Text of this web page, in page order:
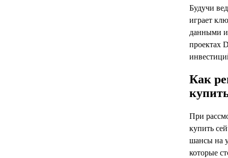
Будучи
играет
данными
проектах
Как
При
купить
шансы на
которые